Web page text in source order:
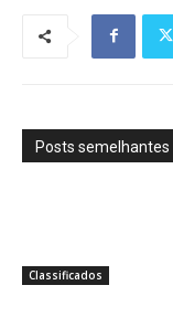
Posts semelhantes
Classificados